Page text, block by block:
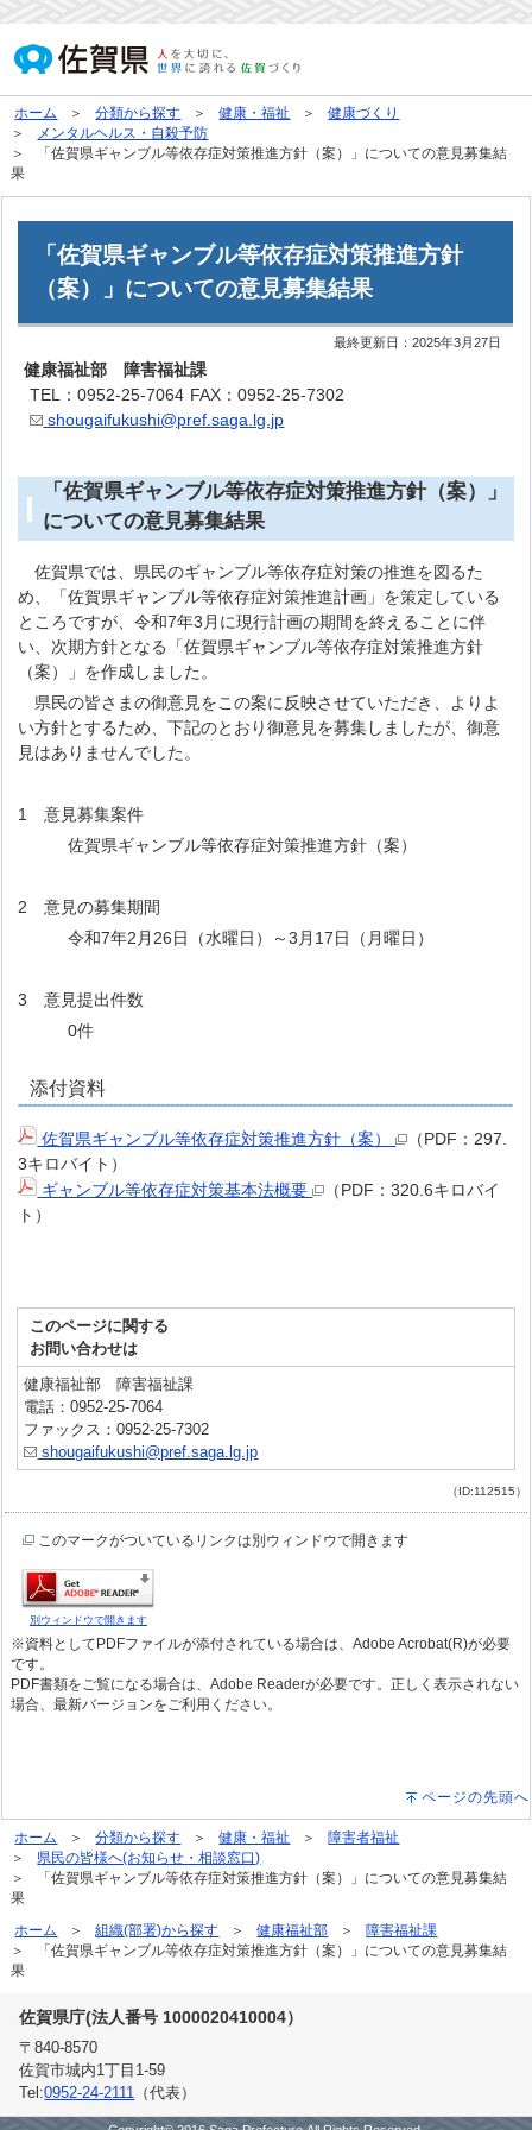
ホーム 分類から探す 健康・福祉
健康づくり
メンタルヘルス・自殺予防
「佐賀県ギャンブル等依存症対策推進方針（案）」についての意見募集結
果
「佐賀県ギャンブル等依存症対策推進方針
（案）」についての意見募集結果
最終更新日：2025年3月27日
健康福祉部 障害福祉課
TEL：0952-25-7064 FAX：0952-25-7302
shougaifukushi@pref.saga.lg.jp
「佐賀県ギャンブル等依存症対策推進方針（案）」
についての意見募集結果
佐賀県では、県民のギャンブル等依存症対策の推進を図るた
め、「佐賀県ギャンブル等依存症対策推進計画」を策定している
ところですが、令和7年3月に現行計画の期間を終えることに伴
い、次期方針となる「佐賀県ギャンブル等依存症対策推進方針
（案）」を作成しました。
県民の皆さまの御意見をこの案に反映させていただき、よりよ
い方針とするため、下記のとおり御意見を募集しましたが、御意
見はありませんでした。
1 意見募集案件
佐賀県ギャンブル等依存症対策推進方針（案）
2 意見の募集期間
令和7年2月26日（水曜日）～3月17日（月曜日）
3 意見提出件数
0件
添付資料
佐賀県ギャンブル等依存症対策推進方針（案）
（PDF：297.
3キロバイト）
ギャンブル等依存症対策基本法概要
（PDF：320.6キロバイ
ト）
このページに関する
お問い合わせは
健康福祉部 障害福祉課
電話：0952-25-7064
ファックス：0952-25-7302
shougaifukushi@pref.saga.lg.jp
（ID:112515）
このマークがついているリンクは別ウィンドウで開きます
別ウィンドウで開きます
※資料としてPDFファイルが添付されている場合は、Adobe Acrobat(R)が必要
です。
PDF書類をご覧になる場合は、Adobe Readerが必要です。正しく表示されない
場合、最新バージョンをご利用ください。
ページの先頭へ
ホーム 分類から探す 健康・福祉
障害者福祉
県民の皆様へ(お知らせ・相談窓口)
「佐賀県ギャンブル等依存症対策推進方針（案）」についての意見募集結
果
ホーム
組織(部署)から探す 健康福祉部
障害福祉課
「佐賀県ギャンブル等依存症対策推進方針（案）」についての意見募集結
果
佐賀県庁(法人番号 1000020410004）
〒840-8570
佐賀市城内1丁目1-59
Tel:0952-24-2111 （代表）